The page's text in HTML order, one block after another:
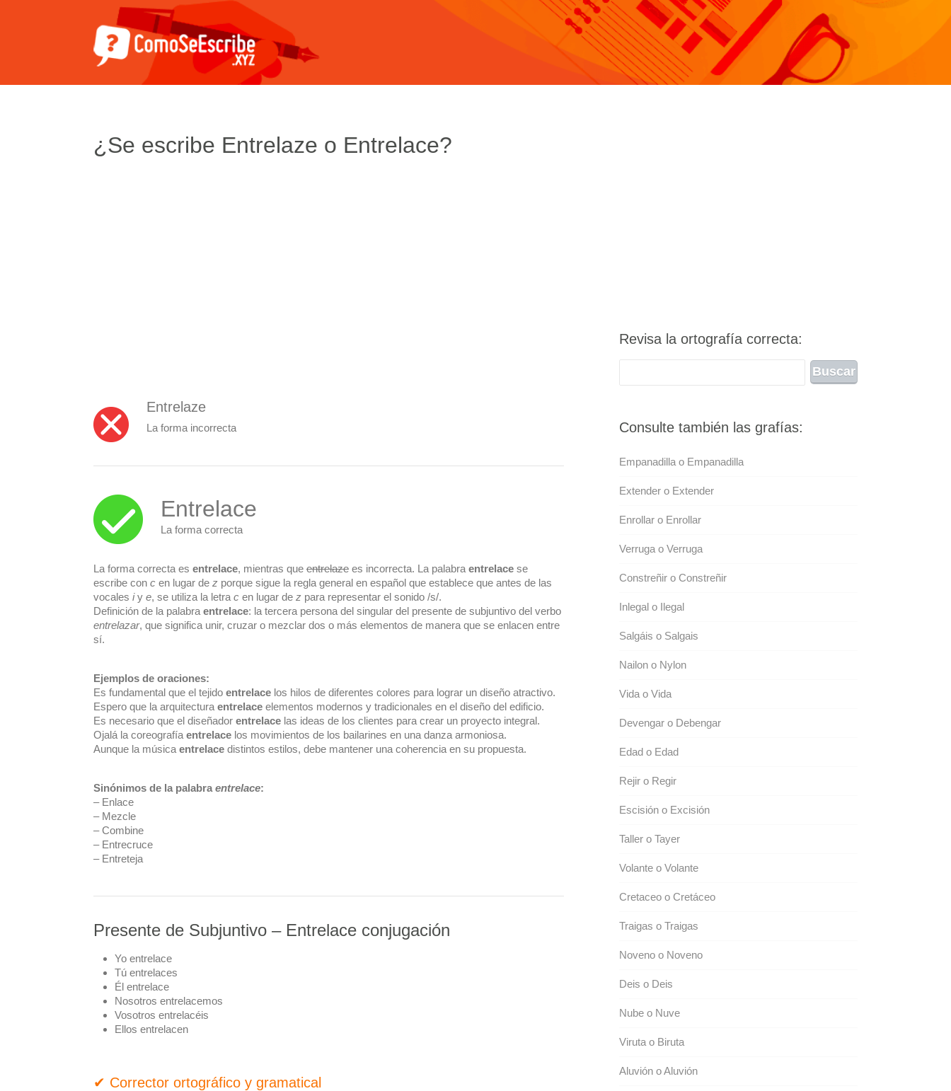
¿Se escribe Entrelaze o Entrelace?
Entrelaze
La forma incorrecta
Entrelace
La forma correcta
La forma correcta es entrelace, mientras que entrelaze es incorrecta. La palabra entrelace se
escribe con c en lugar de z porque sigue la regla general en español que establece que antes de las
vocales iy e, se utiliza la letra c en lugar de z para representar el sonido /s/.
Definición de la palabra entrelace: la tercera persona del singular del presente de subjuntivo del verbo
entrelazar, que significa unir, cruzar o mezclar dos o más elementos de manera que se enlacen entre
sí.
Ejemplos de oraciones:
Es fundamental que el tejido entrelace los hilos de diferentes colores para lograr un diseño atractivo.
Espero que la arquitectura entrelace elementos modernos y tradicionales en el diseño del edificio.
Es necesario que el diseñador entrelace las ideas de los clientes para crear un proyecto integral.
Ojalá la coreografía entrelace los movimientos de los bailarines en una danza armoniosa.
Aunque la música entrelace distintos estilos, debe mantener una coherencia en su propuesta.
Sinónimos de la palabra entrelace:
– Enlace
– Mezcle
– Combine
– Entrecruce
– Entreteja
Presente de Subjuntivo – Entrelace conjugación
Yo entrelace
Tú entrelaces
Él entrelace
Nosotros entrelacemos
Vosotros entrelacéis
Ellos entrelacen
✔ Corrector ortográfico y gramatical
Revisa la ortografía correcta:
Consulte también las grafías:
Empanadilla o Empanadilla
Extender o Extender
Enrollar o Enrollar
Verruga o Verruga
Constreñir o Constreñir
Inlegal o Ilegal
Salgáis o Salgais
Nailon o Nylon
Vida o Vida
Devengar o Debengar
Edad o Edad
Rejir o Regir
Escisión o Excisión
Taller o Tayer
Volante o Volante
Cretaceo o Cretáceo
Traigas o Traigas
Noveno o Noveno
Deis o Deis
Nube o Nuve
Viruta o Biruta
Aluvión o Aluvión